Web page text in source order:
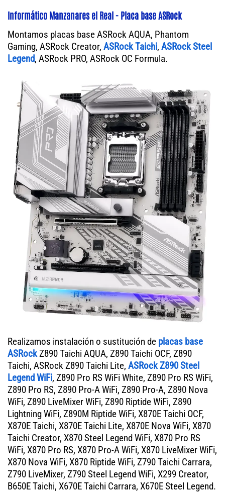
Informático Manzanares el Real - Placa base ASRock
Montamos placas base ASRock AQUA, Phantom
Gaming, ASRock Creator, ASRock Taichi, ASRock Steel
Legend, ASRock PRO, ASRock OC Formula.
Realizamos instalación o sustitución de placas base
ASRockZ890 Taichi AQUA, Z890 Taichi OCF, Z890
Taichi, ASRock Z890 Taichi Lite, ASRock Z890 Steel
Legend WiFi, Z890 Pro RS WiFi White, Z890 Pro RS WiFi,
Z890 Pro RS, Z890 Pro-A WiFi, Z890 Pro-A, Z890 Nova
WiFi, Z890 LiveMixer WiFi, Z890 Riptide WiFi, Z890
Lightning WiFi, Z890M Riptide WiFi, X870E Taichi OCF,
X870E Taichi, X870E Taichi Lite, X870E Nova WiFi, X870
Taichi Creator, X870 Steel Legend WiFi, X870 Pro RS
WiFi, X870 Pro RS, X870 Pro-A WiFi, X870 LiveMixer WiFi,
X870 Nova WiFi, X870 Riptide WiFi, Z790 Taichi Carrara,
Z790 LiveMixer, Z790 Steel Legend WiFi, X299 Creator,
B650E Taichi, X670E Taichi Carrara, X670E Steel Legend.